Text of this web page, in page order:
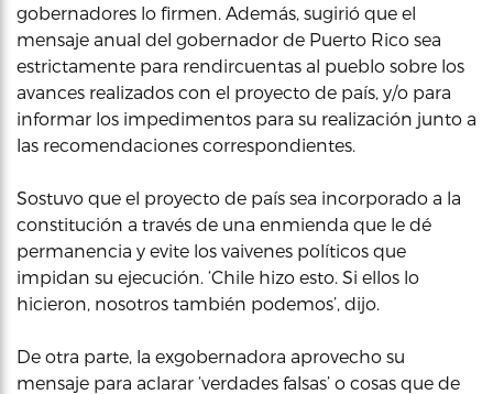
gobernadores lo firmen. Además, sugirió que el
mensaje anual del gobernador de Puerto Rico sea
estrictamente para rendircuentas al pueblo sobre los
avances realizados con el proyecto de país, y/o para
informar los impedimentos para su realización junto a
las recomendaciones correspondientes.
Sostuvo que el proyecto de país sea incorporado a la
constitución a través de una enmienda que le dé
permanencia y evite los vaivenes políticos que
impidan su ejecución. ‘Chile hizo esto. Si ellos lo
hicieron, nosotros también podemos’, dijo.
De otra parte, la exgobernadora aprovecho su
mensaje para aclarar ‘verdades falsas’ o cosas que de